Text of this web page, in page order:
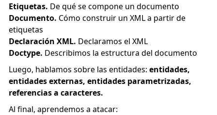
Etiquetas. De qué se compone un documento
Documento. Cómo construir un XML a partir de
etiquetas
Declaración XML. Declaramos el XML
Doctype. Describimos la estructura del documento
Luego, hablamos sobre las entidades: entidades,
entidades externas, entidades parametrizadas,
referencias a caracteres.
Al final, aprendemos a atacar: